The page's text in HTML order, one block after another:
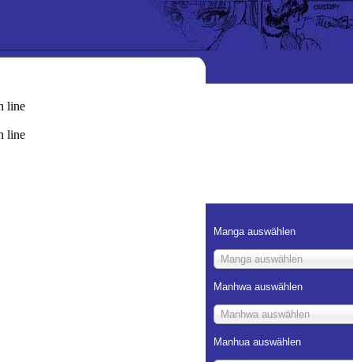
line1234
line
line
Manga auswählen
Manga auswählen
Manhwa auswählen
Manhwa auswählen
Manhua auswählen